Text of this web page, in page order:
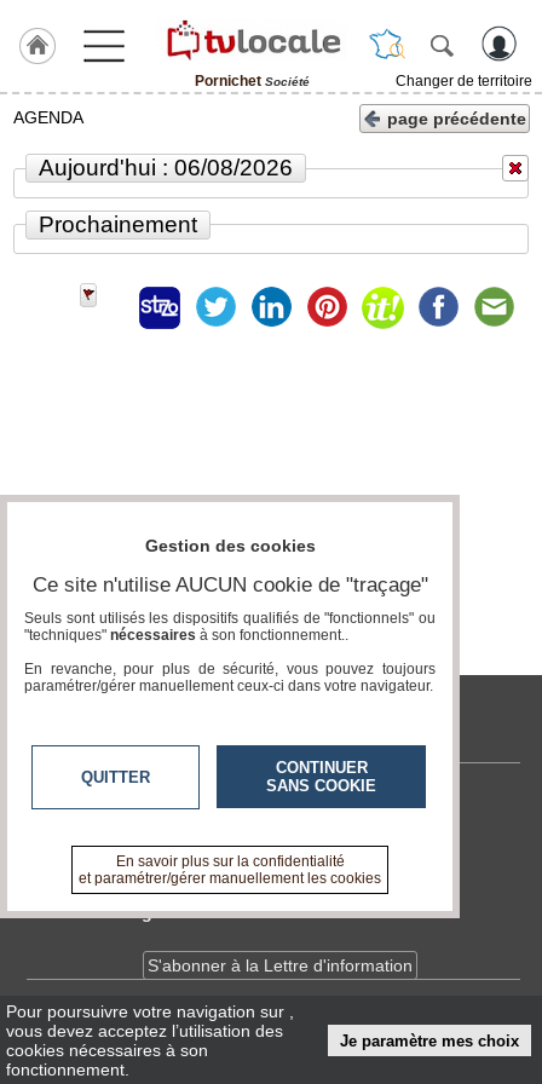
Pornichet Société
Changer de territoire
J'adhère
ACCUEIL
Pornichet
Gazette
Médias
groupe
Blogs
Prémium
annuaire
Accès
AGENDA page précédente
Aujourd'hui : 06/08/2026
Prochainement
tvlocale.fr
Contactez-nous
A propos de tvlocale.fr
Devenir délégué
S'abonner à la Lettre d'information
InfosCNIL/RGPD
Conditions Générales d'Utilisation
Pour poursuivre votre navigation sur
vous devez acceptez l’utilisation des
cookies nécessaires à son
fonctionnement.
Je paramètre mes choix
Gestion des cookies
Ce site n'utilise AUCUN cookie de "traçage"
Seuls sont utilisés les dispositifs qualifiés de "fonctionnels" ou
"techniques" nécessaires à son fonctionnement..
En revanche, pour plus de sécurité, vous pouvez toujours
paramétrer/gérer manuellement ceux-ci dans votre navigateur.
QUITTER
CONTINUER
SANS COOKIE
En savoir plus sur la confidentialité
et paramétrer/gérer manuellement les cookies